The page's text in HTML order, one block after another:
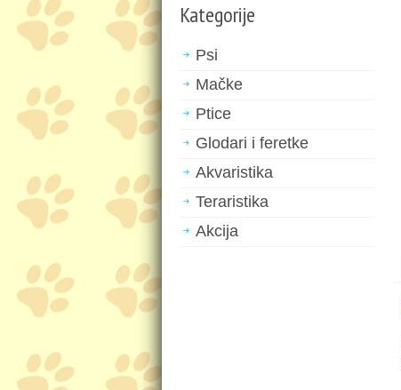
Kategorije
Psi
Mačke
Ptice
Glodari i feretke
Akvaristika
Teraristika
Akcija